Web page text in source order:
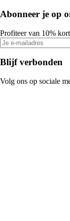
Abonneer je op
Profiteer van 10%
Blijf verbonden
Volg ons op sociale